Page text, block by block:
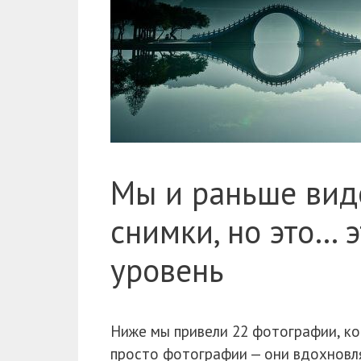
Мы и раньше
снимки, но это…
уровень
Ниже мы привели 22 фотографии,
просто фотографии — они